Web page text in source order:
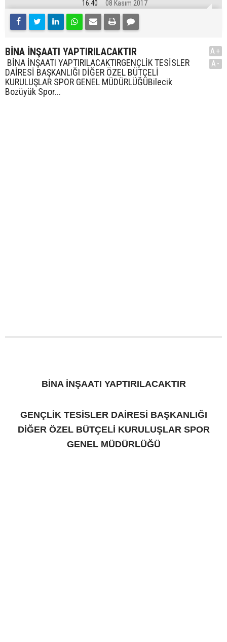
16:40 08 Kasım 2017
BİNA İNŞAATI YAPTIRILACAKTIR
BİNA İNŞAATI YAPTIRILACAKTIRGENÇLİK TESİSLER
DAİRESİ BAŞKANLIĞI DİĞER ÖZEL BÜTÇELİ
KURULUŞLAR SPOR GENEL MÜDÜRLÜĞÜBilecik
Bozüyük Spor...
A+
A-
BİNA İNŞAATI YAPTIRILACAKTIR
GENÇLİK TESİSLER DAİRESİ BAŞKANLIĞI
DİĞER ÖZEL BÜTÇELİ KURULUŞLAR SPOR
GENEL MÜDÜRLÜĞÜ